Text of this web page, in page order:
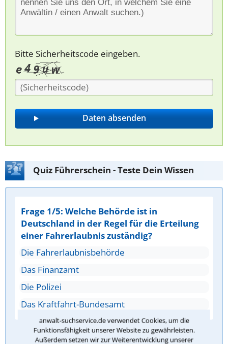
anwalt-suchservice.de verwendet Cookies, um die
Funktionsfähigkeit unserer Website zu gewährleisten.
Außerdem setzen wir zur Weiterentwicklung unserer
Bitte Sicherheitscode eingeben.
Quiz Führerschein - Teste Dein Wissen
Frage 1/5: Welche Behörde ist in
Deutschland in der Regel für die Erteilung
einer Fahrerlaubnis zuständig?
Die Fahrerlaubnisbehörde
Das Finanzamt
Die Polizei
Das Kraftfahrt-Bundesamt
Antwort überprüfen